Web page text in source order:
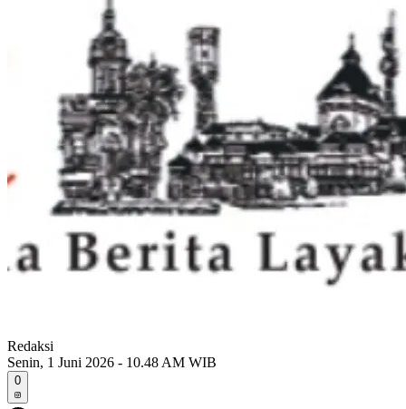
Redaksi
Senin, 1 Juni 2026 - 10.48 AM WIB
0